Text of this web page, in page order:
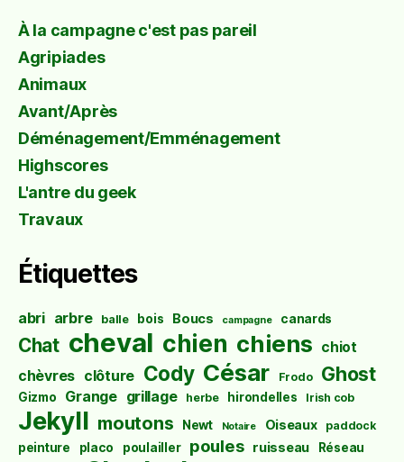
À la campagne c'est pas pareil
Agripiades
Animaux
Avant/Après
Déménagement/Emménagement
Highscores
L'antre du geek
Travaux
Étiquettes
abri arbre balle bois Boucs campagne canards
Chat cheval chien chiens chiot
chèvres clôture Cody César Frodo Ghost
Gizmo Grange grillage herbe hirondelles Irish cob
Jekyll moutons Newt Notaire Oiseaux paddock
peinture placo poulailler poules ruisseau Réseau